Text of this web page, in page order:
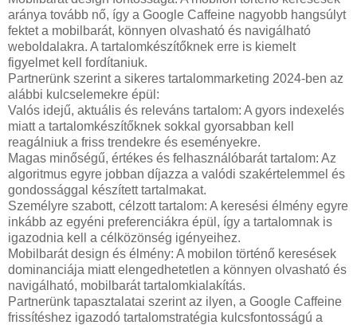
aránya tovább nő, így a Google Caffeine nagyobb hangsúlyt
fektet a mobilbarát, könnyen olvasható és navigálható
weboldalakra. A tartalomkészítőknek erre is kiemelt
figyelmet kell fordítaniuk.
Partnerünk szerint a sikeres tartalommarketing 2024-ben az
alábbi kulcselemekre épül:
Valós idejű, aktuális és releváns tartalom: A gyors indexelés
miatt a tartalomkészítőknek sokkal gyorsabban kell
reagálniuk a friss trendekre és eseményekre.
Magas minőségű, értékes és felhasználóbarát tartalom: Az
algoritmus egyre jobban díjazza a valódi szakértelemmel és
gondossággal készített tartalmakat.
Személyre szabott, célzott tartalom: A keresési élmény egyre
inkább az egyéni preferenciákra épül, így a tartalomnak is
igazodnia kell a célközönség igényeihez.
Mobilbarát design és élmény: A mobilon történő keresések
dominanciája miatt elengedhetetlen a könnyen olvasható és
navigálható, mobilbarát tartalomkialakítás.
Partnerünk tapasztalatai szerint az ilyen, a Google Caffeine
frissítéshez igazodó tartalomstratégia kulcsfontosságú a